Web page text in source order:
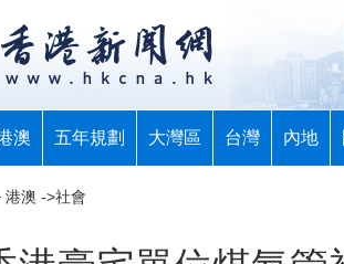
澳 五年規劃 大灣區 台灣 內地
港澳 ->社會